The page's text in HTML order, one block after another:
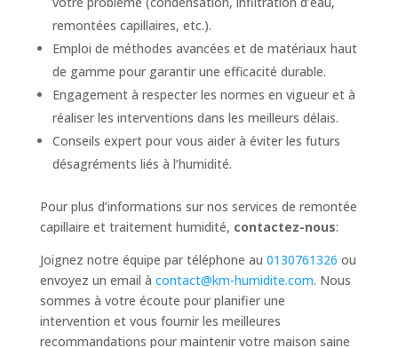
remontées capillaires, etc.).
Emploi de méthodes avancées et de matériaux haut
de gamme pour garantir une efficacité durable.
Engagement à respecter les normes en vigueur et à
réaliser les interventions dans les meilleurs délais.
Conseils expert pour vous aider à éviter les futurs
désagréments liés à l’humidité.
Pour plus d’informations sur nos services de remontée
capillaire et traitement humidité, contactez-nous:
Joignez notre équipe par téléphone au 0130761326 ou
envoyez un email à contact@km-humidite.com. Nous
sommes à votre écoute pour planifier une
intervention et vous fournir les meilleures
recommandations pour maintenir votre maison saine